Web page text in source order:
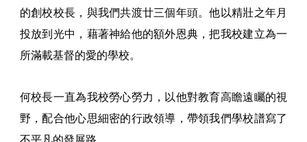
的創校校長，與我們共渡廿三個年頭。他以精壯之年月
投放到光中，藉著神給他的額外恩典，把我校建立為一
所滿載基督的愛的學校。
何校長一直為我校勞心勞力，以他對教育高瞻遠矚的視
野，配合他心思細密的行政領導，帶領我們學校譜寫了